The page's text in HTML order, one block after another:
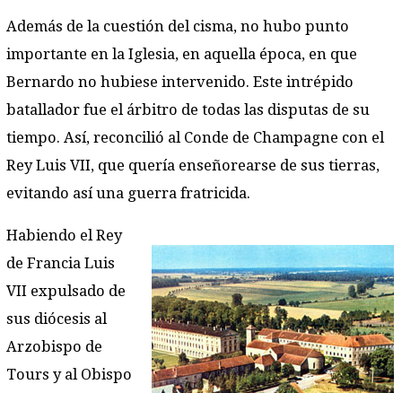
Además de la cuestión del cisma, no hubo punto
importante en la Iglesia, en aquella época, en que
Bernardo no hubiese intervenido. Este intrépido
batallador fue el árbitro de todas las disputas de su
tiempo. Así, reconcilió al Conde de Champagne con el
Rey Luis VII, que quería enseñorearse de sus tierras,
evitando así una guerra fratricida.
Habiendo el Rey
de Francia Luis
VII expulsado de
sus diócesis al
Arzobispo de
Tours y al Obispo